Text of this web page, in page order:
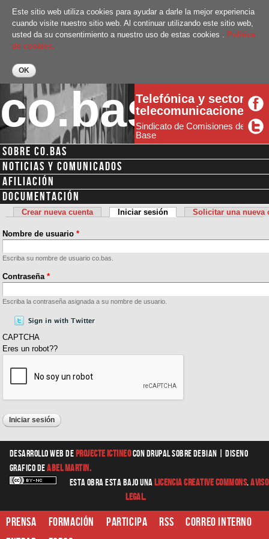
Pasar al
contenido
Este sitio web utiliza cookies para ayudar a darle la mejor experiencia
cuando visite nuestro sitio web. Al continuar utilizando este sitio web,
usted da su consentimiento a nuestro uso de estas cookies . Politica
de cookies.
co.basTelefónica y sector
telecomunicaciones
Sindicato de Comisiones de
Base
Menú secundario
SOBRE CO.BAS
NOTICIAS Y COMUNICADOS
AFILIACIÓN
DOCUMENTACIÓN
Solapas principales
Crear nueva cuenta Iniciar sesión (solapa activa)
Solicitar una nueva
Nombre de usuario*
Escriba su nombre de usuario co.bas.
Contraseña*
Escriba la contraseña asignada a su nombre de usuario.
CAPTCHA
Eres un robot??
Desarrollo web de Projecte Ictineocon Drupal sobre Debian |diseno
graficodeAbel Martin.
Esta obra esta bajo una Licencia Creative Commons.Aviso
Legal.
Prensa Formación Participa RSS
Correo interno